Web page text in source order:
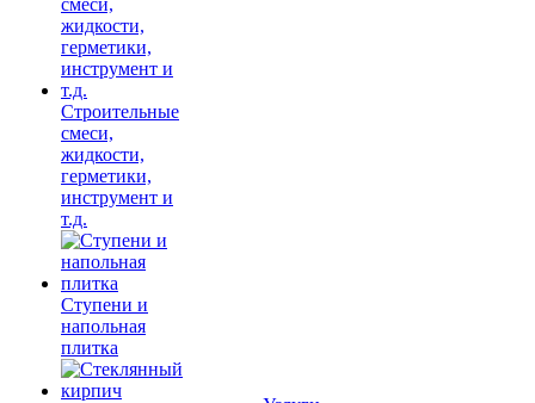
Строительные
смеси,
жидкости,
герметики,
инструмент и
т.д.
Ступени и
напольная
плитка